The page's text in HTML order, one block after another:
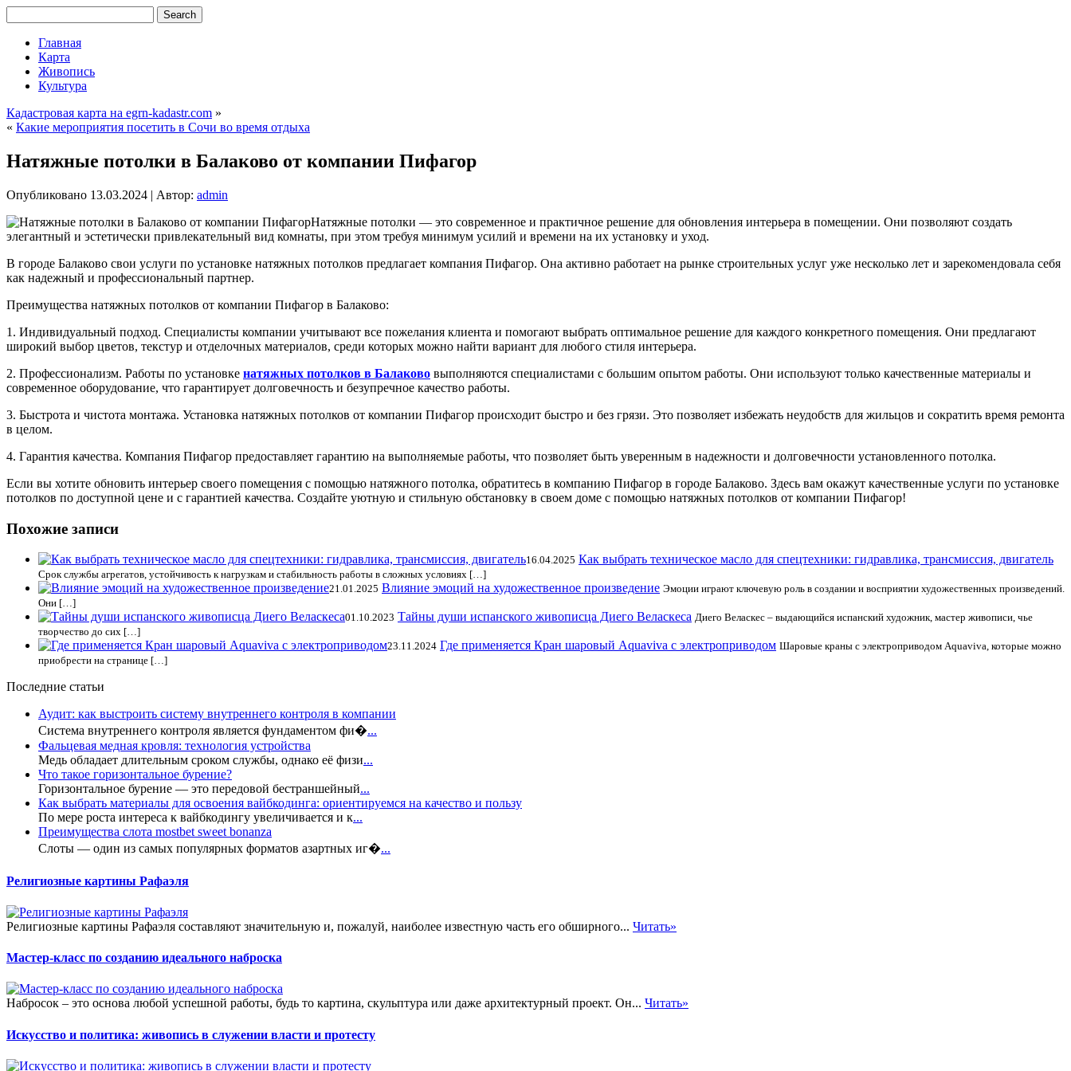
Главная
Карта
Живопись
Культура
Кадастровая карта на egrn-kadastr.com »
« Какие мероприятия посетить в Сочи во время отдыха
Натяжные потолки в Балаково от компании Пифагор
Опубликовано 13.03.2024 | Автор: admin
Натяжные потолки — это современное и практичное решение для обновления интерьера в помещении. Они позволяют создать
элегантный и эстетически привлекательный вид комнаты, при этом требуя минимум усилий и времени на их установку и уход.
В городе Балаково свои услуги по установке натяжных потолков предлагает компания Пифагор. Она активно работает на рынке строительных услуг уже несколько лет и зарекомендовала себя
как надежный и профессиональный партнер.
Преимущества натяжных потолков от компании Пифагор в Балаково:
1. Индивидуальный подход. Специалисты компании учитывают все пожелания клиента и помогают выбрать оптимальное решение для каждого конкретного помещения. Они предлагают
широкий выбор цветов, текстур и отделочных материалов, среди которых можно найти вариант для любого стиля интерьера.
2. Профессионализм. Работы по установке натяжных потолков в Балаково выполняются специалистами с большим опытом работы. Они используют только качественные материалы и
современное оборудование, что гарантирует долговечность и безупречное качество работы.
3. Быстрота и чистота монтажа. Установка натяжных потолков от компании Пифагор происходит быстро и без грязи. Это позволяет избежать неудобств для жильцов и сократить время ремонта
в целом.
4. Гарантия качества. Компания Пифагор предоставляет гарантию на выполняемые работы, что позволяет быть уверенным в надежности и долговечности установленного потолка.
Если вы хотите обновить интерьер своего помещения с помощью натяжного потолка, обратитесь в компанию Пифагор в городе Балаково. Здесь вам окажут качественные услуги по установке
потолков по доступной цене и с гарантией качества. Создайте уютную и стильную обстановку в своем доме с помощью натяжных потолков от компании Пифагор!
Похожие записи
16.04.2025 Как выбрать техническое масло для спецтехники: гидравлика, трансмиссия, двигатель
Срок службы агрегатов, устойчивость к нагрузкам и стабильность работы в сложных условиях […]
21.01.2025 Влияние эмоций на художественное произведение Эмоции играют ключевую роль в создании и восприятии художественных произведений.
Они […]
01.10.2023 Тайны души испанского живописца Диего Веласкеса Диего Веласкес – выдающийся испанский художник, мастер живописи, чье
творчество до сих […]
23.11.2024 Где применяется Кран шаровый Aquaviva с электроприводом Шаровые краны с электроприводом Aquaviva, которые можно
приобрести на странице […]
Последние статьи
Аудит: как выстроить систему внутреннего контроля в компании
Система внутреннего контроля является фундаментом фи�...
Фальцевая медная кровля: технология устройства
Медь обладает длительным сроком службы, однако её физи...
Что такое горизонтальное бурение?
Горизонтальное бурение — это передовой бестраншейный...
Как выбрать материалы для освоения вайбкодинга: ориентируемся на качество и пользу
По мере роста интереса к вайбкодингу увеличивается и к...
Преимущества слота mostbet sweet bonanza
Слоты — один из самых популярных форматов азартных иг�...
Религиозные картины Рафаэля
Религиозные картины Рафаэля составляют значительную и, пожалуй, наиболее известную часть его обширного... Читать»
Мастер-класс по созданию идеального наброска
Набросок – это основа любой успешной работы, будь то картина, скульптура или даже архитектурный проект. Он... Читать»
Искусство и политика: живопись в служении власти и протесту